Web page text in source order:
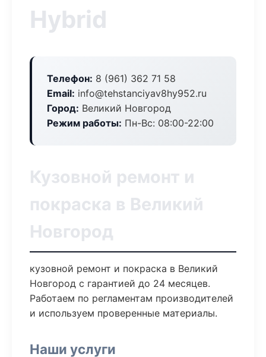
Hybrid
Телефон: 8 (961) 362 71 58
Email: info@tehstanciyav8hy952.ru
Город: Великий Новгород
Режим работы: Пн-Вс: 08:00-22:00
Кузовной ремонт и
покраска в Великий
Новгород
кузовной ремонт и покраска в Великий
Новгород с гарантией до 24 месяцев.
Работаем по регламентам производителей
и используем проверенные материалы.
Наши услуги